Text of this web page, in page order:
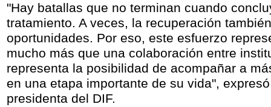
"Hay batallas que no terminan cuando
tratamiento. A veces, la recuperación
oportunidades. Por eso, este esfuerzo
mucho más que una colaboración entre
representa la posibilidad de acompañar a
en una etapa importante de su vida",
presidenta del DIF.